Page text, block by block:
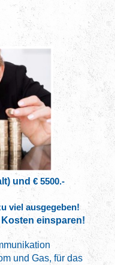
und€ 5500.-
viel ausgegeben!
Kosten einsparen!
und Gas, für das